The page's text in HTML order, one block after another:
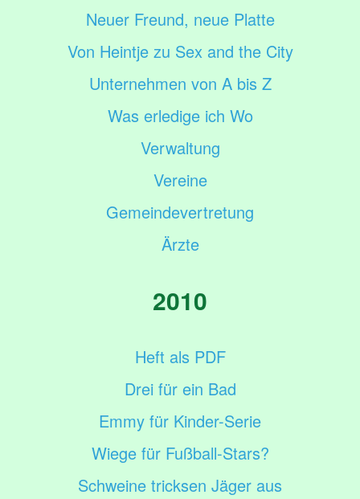
Neuer Freund, neue Platte
Von Heintje zu Sex and the City
Unternehmen von A bis Z
Was erledige ich Wo
Verwaltung
Vereine
Gemeindevertretung
Ärzte
2010
Heft als PDF
Drei für ein Bad
Emmy für Kinder-Serie
Wiege für Fußball-Stars?
Schweine tricksen Jäger aus